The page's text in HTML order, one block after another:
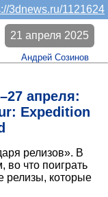
3dnews.ru/1121624
апреля:
Expedition
21 апреля 2025
Андрей Созинов
релизов». В
во что поиграть
релизы, которые